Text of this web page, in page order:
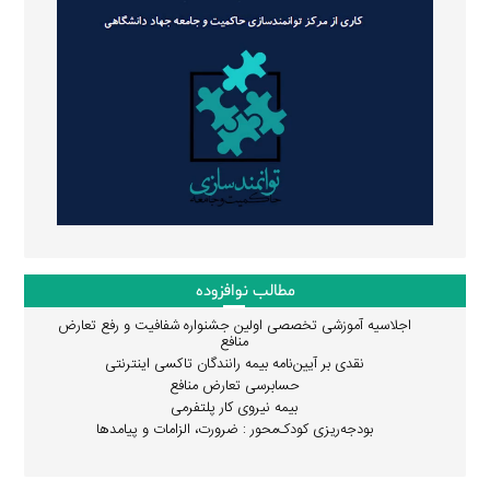
مطالب نوافزوده
اجلاسیه آموزشی تخصصی اولین جشنواره شفافیت و رفع تعارض
منافع
نقدی بر آیین‌نامه بیمه رانندگان تاکسی اینترنتی
حسابرسی تعارض منافع
بیمه نیروی کار پلتفرمی
بودجه‌ریزی کودک‌محور : ضرورت، الزامات و پیامدها